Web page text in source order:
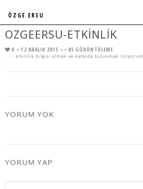
OZGEERSU-ETKINLIK
0 • 12 ARALIK 2015 • • 85 GÖRÜNTÜLEME
YORUM YOK
YORUM YAP
ÖZGE ERSU